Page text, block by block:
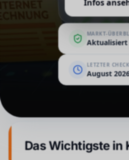
Infos
MARKT-
Aktualisiert
LETZTER CHECK
August
Das Wichtigste in